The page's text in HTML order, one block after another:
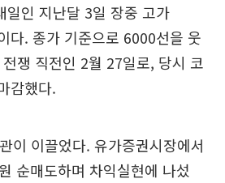
일인 지난달 3일 장중 고가
다. 종가 기준으로 6000선을 웃
쟁 직전인 2월 27일로, 당시 코
감했다.
이 이끌었다. 유가증권시장에서
순매도하며 차익실현에 나섰